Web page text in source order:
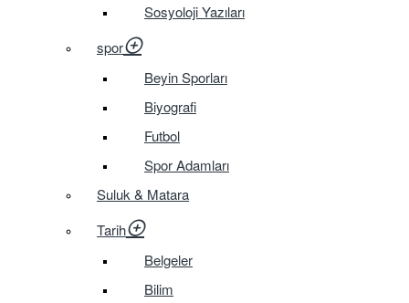
Sosyoloji Yazıları
spor
Beyin Sporları
Biyografi
Futbol
Spor Adamları
Suluk & Matara
Tarih
Belgeler
Bilim